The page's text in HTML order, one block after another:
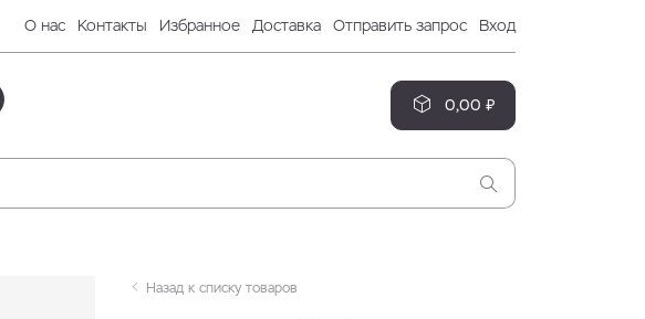
О нас Контакты Избранное Доставка Отправить запрос Вход
0,00 ₽
Назад к списку товаров